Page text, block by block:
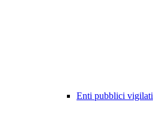
Enti pubblici vigilati